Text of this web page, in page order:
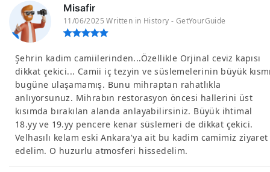
Misafir
11/06/2025 Written in History - GetYourGuide
Şehrin kadim camiilerinden...Özellikle Orjinal ceviz kapısı
dikkat çekici... Camii iç tezyin ve süslemelerinin büyük
bugüne ulaşamamış. Bunu mihraptan rahatlıkla
anlıyorsunuz. Mihrabın restorasyon öncesi hallerini üst
kısımda bırakılan alanda anlayabilirsiniz. Büyük ihtimal
18.yy ve 19.yy pencere kenar süslemeri de dikkat çekici.
Velhasılı kelam eski Ankara'ya ait bu kadim camimiz ziyaret
edelim. O huzurlu atmosferi hissedelim.